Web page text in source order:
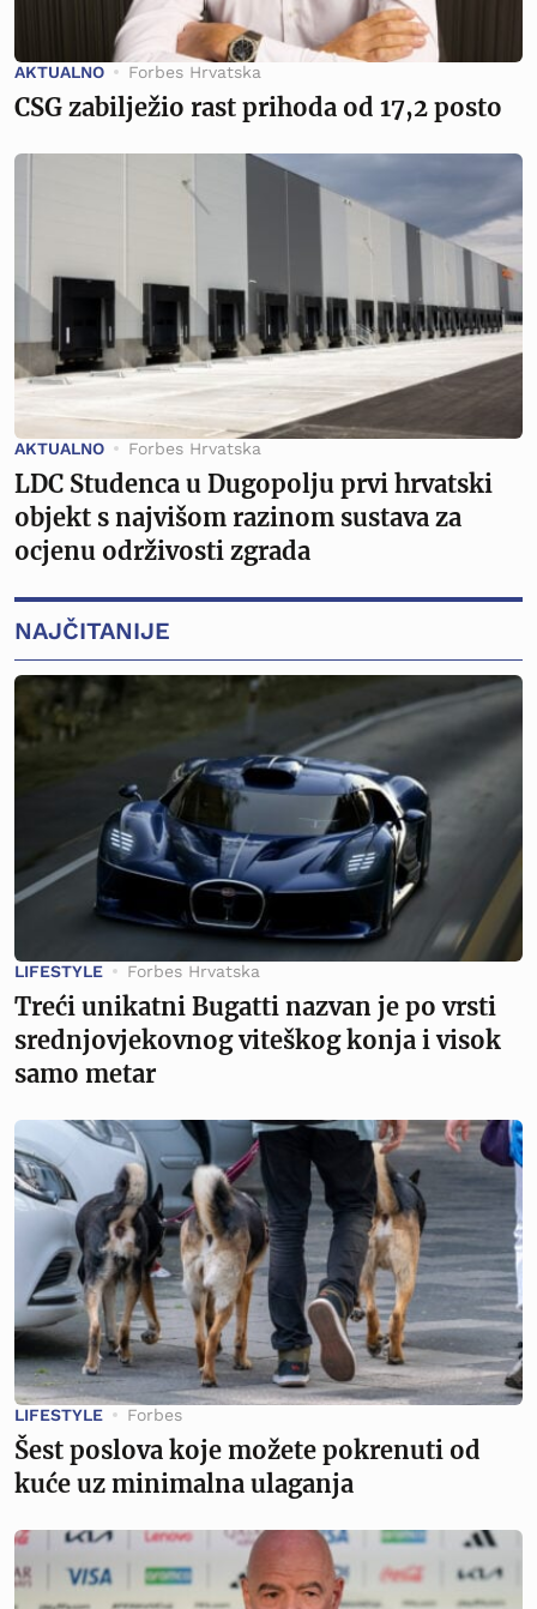
AKTUALNO Forbes Hrvatska
CSG zabilježio rast prihoda od 17,2 posto
AKTUALNO Forbes Hrvatska
LDC Studenca u Dugopolju prvi hrvatski
objekt s najvišom razinom sustava za
ocjenu održivosti zgrada
NAJČITANIJE
LIFESTYLE Forbes Hrvatska
Treći unikatni Bugatti nazvan je po vrsti
srednjovjekovnog viteškog konja i visok
samo metar
LIFESTYLE Forbes
Šest poslova koje možete pokrenuti od
kuće uz minimalna ulaganja